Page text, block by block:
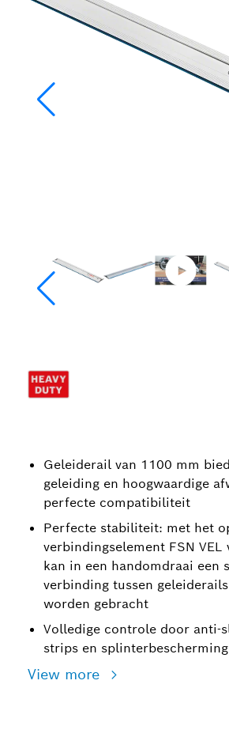
Geleiderail van 1100 mm
geleiding en hoogwaardige
perfecte compatibiliteit
Perfecte stabiliteit: met het
verbindingselement FSN
kan in een handomdraai een
verbinding tussen
worden gebracht
Volledige controle door anti-
strips en splinterbescherming
View more